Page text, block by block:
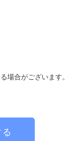
場合がございます。